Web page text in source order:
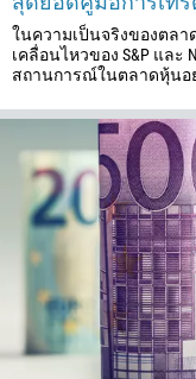
ในความเป็นจริงของตล
เคลื่อนไหวของ S&P และ
สถานการณ์ในตลาดหุ้นอ
เบอร์โทรศัพ
1
93
355
สามารถโท
00:00